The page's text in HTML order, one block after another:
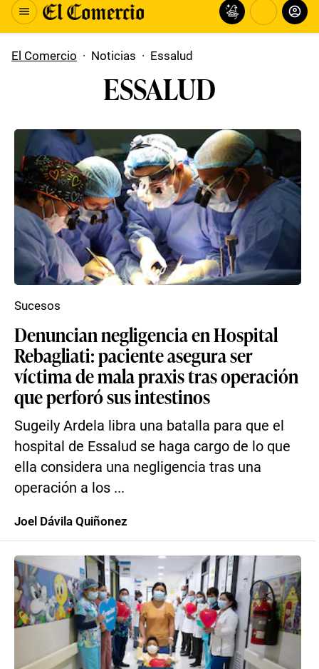
El Comercio · Noticias · Essalud
ESSALUD
Denuncian negligencia en Hospital
Rebagliati: paciente asegura ser
víctima de mala praxis tras operación
que perforó sus intestinos
Sugeily Ardela libra una batalla para que el
hospital de Essalud se haga cargo de lo que
ella considera una negligencia tras una
operación a los ...
Sucesos
Joel Dávila Quiñonez